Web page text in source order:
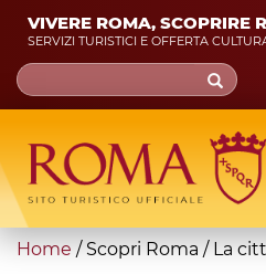
Skip
main
content
VIVERE ROMA, SCOPRIRE
SERVIZI TURISTICI E OFFERTA
Search
form
Cerca
You
Home / Scopri Roma / La